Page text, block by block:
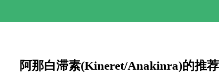
阿那白滞素(Kineret/Anakinra)的推